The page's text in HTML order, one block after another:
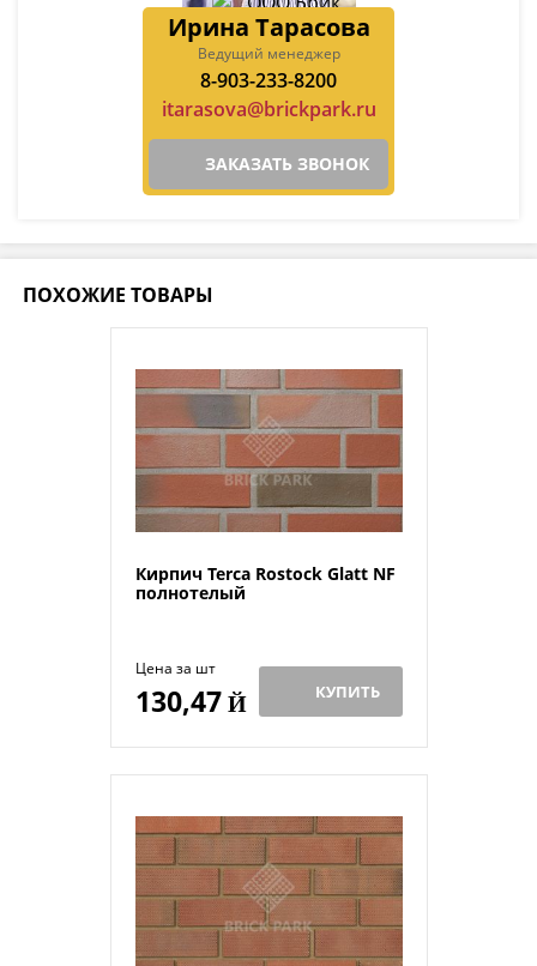
Ирина Тарасова
Ведущий менеджер
8-903-233-8200
itarasova@brickpark.ru
ЗАКАЗАТЬ ЗВОНОК
ПОХОЖИЕ ТОВАРЫ
Кирпич Terca Rostock Glatt NF
полнотелый
Цена за шт
130,47Й КУПИТЬ